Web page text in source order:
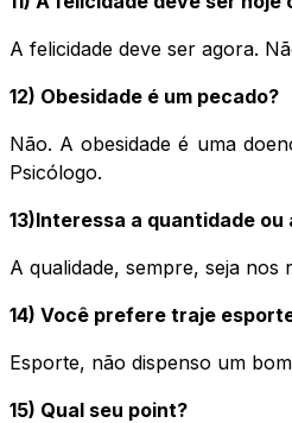
A felicidade deve ser agora.
12) Obesidade é um pecado?
Não. A obesidade é uma
Psicólogo.
13)Interessa a quantidade ou
A qualidade, sempre, seja
14) Você prefere traje
Esporte, não dispenso um
15) Qual seu point?